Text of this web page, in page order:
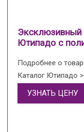
Эксклюзивный
Ютипадо с
Подробнее о
Каталог Ютипадо
УЗНАТЬ ЦЕНУ